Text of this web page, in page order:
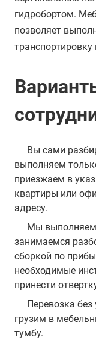
гидробортом.
позволяет
транспортировку
Вы сами
выполняем
приезжаем в
квартиры или
адресу.
Мы
занимаемся
сборкой по
необходимые
принести
Перевозка
грузим в
тумбу.